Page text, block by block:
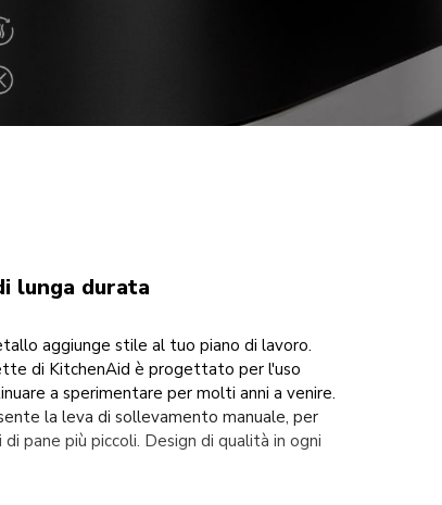
lunga durata
aggiunge stile al tuo piano di lavoro.
di KitchenAid è progettato per l'uso
a sperimentare per molti anni a venire.
la leva di sollevamento manuale, per
pane più piccoli. Design di qualità in ogni